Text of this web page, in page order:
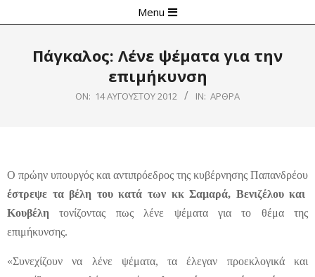
Navigation
Menu
Πάγκαλος: Λένε ψέματα για την
επιμήκυνση
ON: 14 ΑΥΓΟΎΣΤΟΥ 2012 IN: ΆΡΘΡΑ
Ο πρώην υπουργός και αντιπρόεδρος της κυβέρνησης Παπανδρέου
έστρεψε τα βέλη του κατά των κκ Σαμαρά, Βενιζέλου και
Κουβέλη τονίζοντας πως λένε ψέματα για το θέμα της
επιμήκυνσης.
«Συνεχίζουν να λένε ψέματα, τα έλεγαν προεκλογικά και